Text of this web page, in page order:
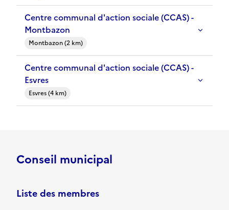
Centre communal d'action sociale (CCAS) -
Montbazon
Montbazon (2 km)
Centre communal d'action sociale (CCAS) -
Esvres
Esvres (4 km)
Conseil municipal
Liste des membres